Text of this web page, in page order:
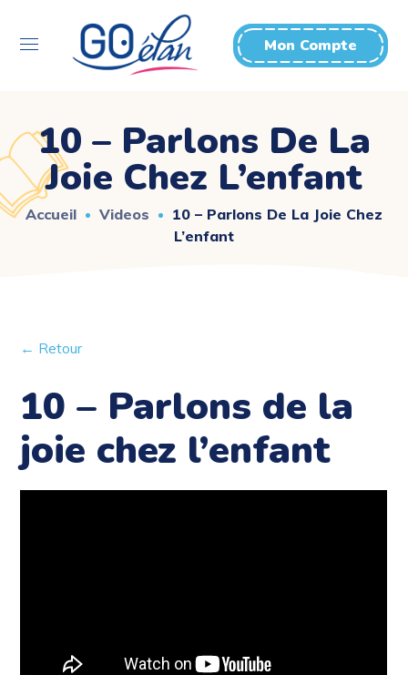
Mon Compte
10 – Parlons De La
Joie Chez L’enfant
Accueil Videos
10 – Parlons De La Joie Chez
L’enfant
← Retour
10 – Parlons de la
joie chez l’enfant